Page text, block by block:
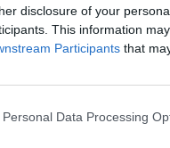
disclosure of your
This information
Participants that
Personal Data Processing